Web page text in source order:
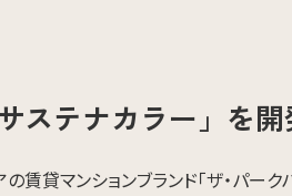
ステナカラー」を
賃貸マンションブランド「ザ・パー